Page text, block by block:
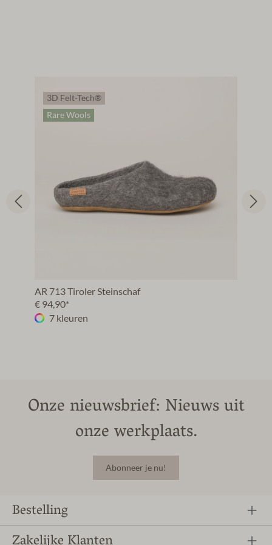
3D Felt-Tech®
Rare Wools
AR 713 Tiroler Steinschaf
€ 94,90*
7 kleuren
Onze nieuwsbrief: Nieuws uit
onze werkplaats.
Abonneer je nu!
Bestelling